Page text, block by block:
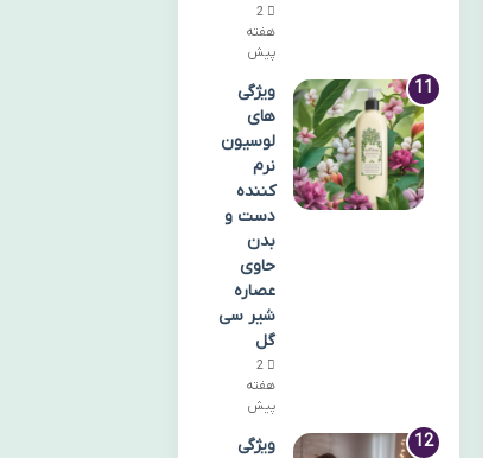
2
هفته
پیش
ویژگی
های
لوسیون
نرم
کننده
دست و
بدن
حاوی
عصاره
شیر سی
گل
2
هفته
پیش
ویژگی